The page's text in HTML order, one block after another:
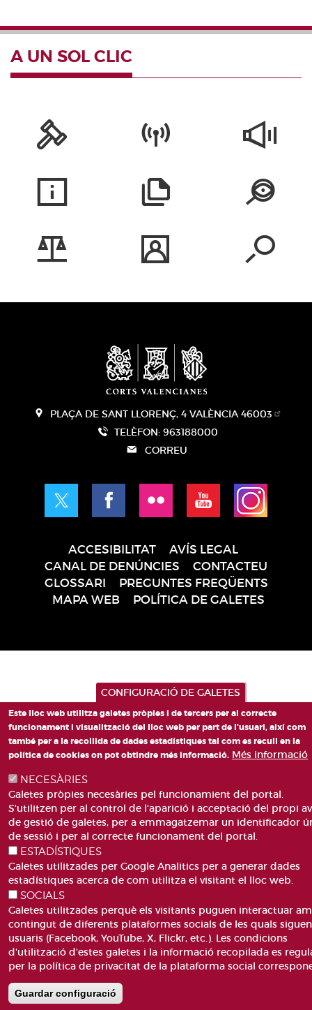
A UN SOL CLIC
PLAÇA DE SANT LLORENÇ, 4 VALÈNCIA 46003
TELÈFON: 963188000
CORREU
página
ACCESIBILITAT
AVÍS LEGAL
CANAL DE DENÚNCIES
CONTACTEU
GLOSSARI
PREGUNTES FREQÜENTS
MAPA WEB
POLÍTICA DE GALETES
CONFIGURACIÓ DE GALETES
Este lloc web utilitza galetes pròpies i de tercers per al correcte
funcionament i visualització del lloc web per part de l'usuari, així com
també per a la recollida de dades estadístiques tal com es recull en la
política de cookies on pot obtindre més informació. Més informació
NECESÀRIES
Galetes pròpies necesàries pel funcionamient del portal.
S'utilitzen per al control de l'aparició i acceptació del propi
de gestió de galetes, per a emmagatzemar un identificador
de sessió i per al correcte funcionament del portal.
ESTADÍSTIQUES
Galetes utilitzades per Google Analitics per a generar dades
estadístiques acerca de com utilitza el visitant el lloc web.
SOCIALS
Galetes utilitzades perquè els visitants puguen interactuar
contingut de diferents plataformes socials de les quals siguen
usuaris (Facebook, YouTube, X, Flickr, etc.). Les condicions
d'utilització d'estes galetes i la informació recopilada es
per la política de privacitat de la plataforma social
Guardar configuració